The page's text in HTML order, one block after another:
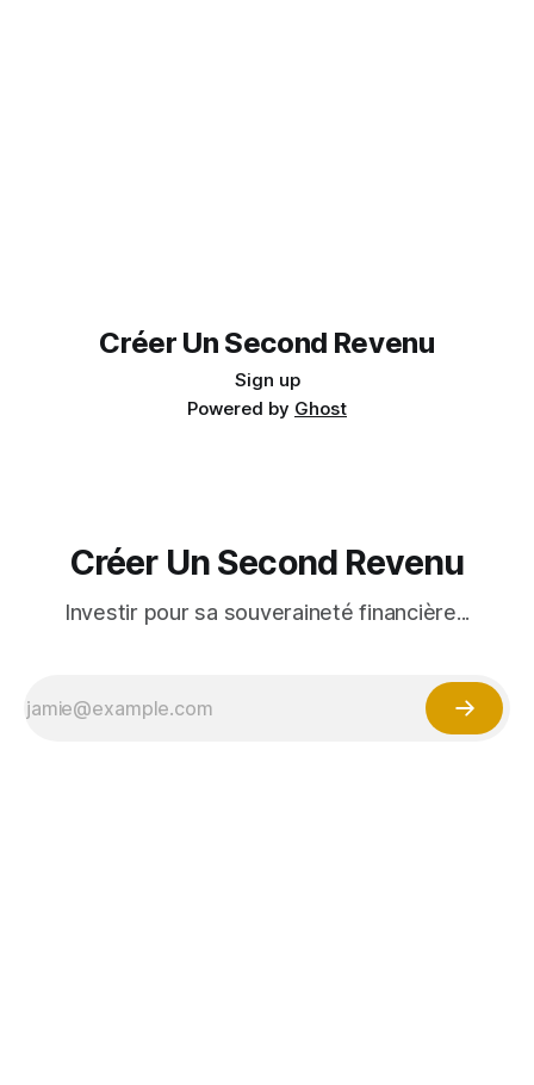
Créer Un Second Revenu
Sign up
Powered by Ghost
Créer Un Second Revenu
Investir pour sa souveraineté financière...